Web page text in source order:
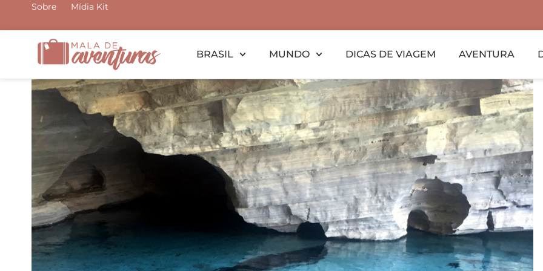
conteúdo
Sobre Mídia Kit
BRASIL MUNDO DICAS DE VIAGEM AVENTURA